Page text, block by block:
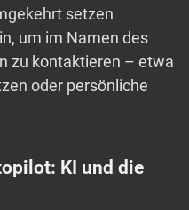
setzen
um im Namen des
zu kontaktieren – etwa
oder persönliche
KI und die